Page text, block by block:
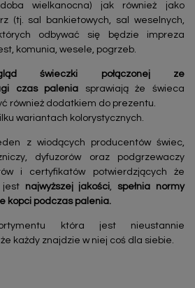
wielkanocna) jak również jako
(tj. sal bankietowych, sal weselnych,
odbywać się będzie impreza
komunia, wesele, pogrzeb.
świeczki połączonej ze
czas palenia sprawiają że świeca
również dodatkiem do prezentu.
wariantach kolorystycznych.
z wiodących producentów świec,
dyfuzorów oraz podgrzewaczy
i certyfikatów potwierdzjących że
jest
najwyższej jakości,spełnia normy
kopci podczas palenia.
która jest nieustannie
każdy znajdzie w niej coś dla siebie.